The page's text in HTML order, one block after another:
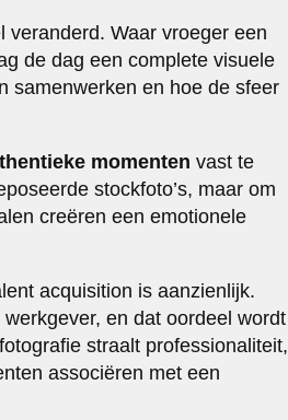
veranderd. Waar vroeger een
de dag een complete visuele
samenwerken en hoe de sfeer
momenten vast te
stockfoto’s, maar om
creëren een emotionele
acquisition is aanzienlijk.
en dat oordeel wordt
straalt professionaliteit,
associëren met een